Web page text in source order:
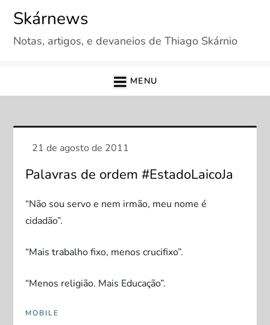
content
Skárnews
Notas, artigos, e devaneios de Thiago Skárnio
MENU
Palavras de ordem #EstadoLaicoJa
“Não sou servo e nem irmão, meu nome é
cidadão”.
“Mais trabalho fixo, menos crucifixo”.
“Menos religião. Mais Educação”.
MOBILE